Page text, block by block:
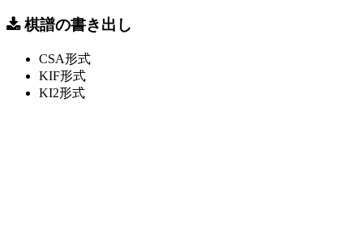
棋譜の書き出し
CSA形式
KIF形式
KI2形式